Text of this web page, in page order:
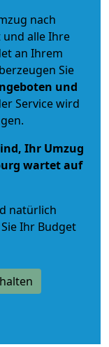
nach
alle Ihre
an Ihrem
Sie
und
Service wird
Ihr Umzug
wartet auf
natürlich
Ihr Budget